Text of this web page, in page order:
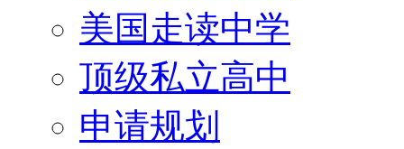
美国走读中学
顶级私立高中
申请规划